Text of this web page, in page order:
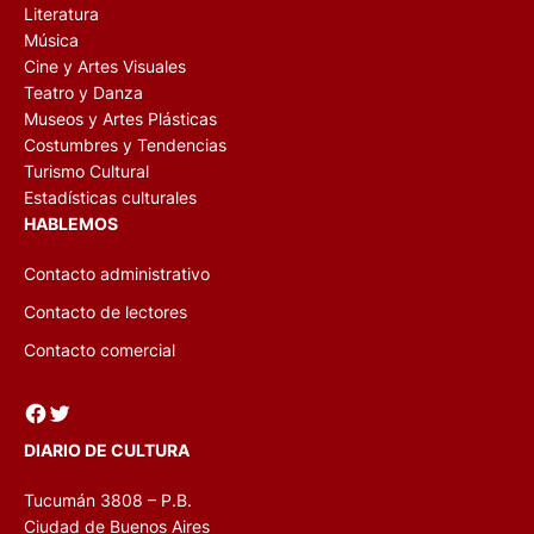
Literatura
Música
Cine y Artes Visuales
Teatro y Danza
Museos y Artes Plásticas
Costumbres y Tendencias
Turismo Cultural
Estadísticas culturales
HABLEMOS
Contacto administrativo
Contacto de lectores
Contacto comercial
Facebook Twitter
DIARIO DE CULTURA
Tucumán 3808 – P.B.
Ciudad de Buenos Aires